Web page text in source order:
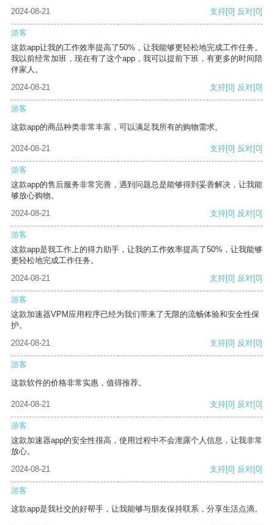
2024-08-21 支持[0] 反对[0]
游客
这款app让我的工作效率提高了50%，让我能够更轻松地完成工作任务。
我以前经常加班，现在有了这个app，我可以提前下班，有更多的时间陪
伴家人。
2024-08-21
支持[0] 反对[0]
游客
这款app的商品种类非常丰富，可以满足我所有的购物需求。
2024-08-21 支持[0] 反对[0]
游客
这款app的售后服务非常完善，遇到问题总是能够得到妥善解决，让我能
够放心购物。
2024-08-21
支持[0] 反对[0]
游客
这款app是我工作上的得力助手，让我的工作效率提高了50%，让我能够
更轻松地完成工作任务。
2024-08-21
支持[0] 反对[0]
游客
这款加速器VPM应用程序已经为我们带来了无限的流畅体验和安全性保
护。
2024-08-21
支持[0] 反对[0]
游客
这款软件的价格非常实惠，值得推荐。
2024-08-21 支持[0] 反对[0]
游客
这款加速器app的安全性很高，使用过程中不会泄露个人信息，让我非常
放心。
2024-08-21
支持[0] 反对[0]
游客
这款app是我社交的好帮手，让我能够与朋友保持联系，分享生活点滴。